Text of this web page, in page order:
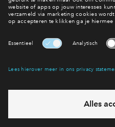
Ja, ik wil
Heb je een vraag en wil je
vandaag gesloten, vrijdag